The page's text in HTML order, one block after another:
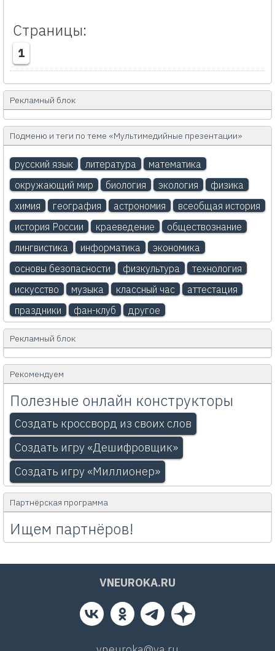
Страницы:
1
Рекламный блок
Подменю и теги по теме «Мультимедийные презентации»
русский язык литература
математика
окружающий мир
биология экология
физика
химия
география астрономия
всеобщая история
история России
краеведение
обществознание
лингвистика
информатика
экономика
основы безопасности
физкультура
технология
искусство
музыка классный час
аттестация
праздники
фан-клуб другое
Рекламный блок
Рекомендуем
Полезные онлайн конструкторы
Создать кроссворд из своих слов
Создать игру «Дешифровщик»
Создать игру «Миллионер»
Партнёрская программа
Ищем партнёров!
VNEUROKA.RU